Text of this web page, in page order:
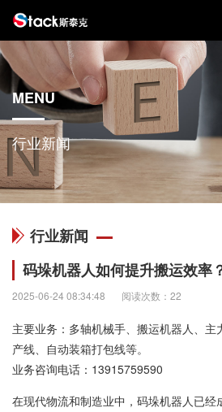
MENU
行业新闻
行业新闻
码垛机器人如何提升搬运效率
2025-06-24 08:34:48 阅读次数：22
主要业务：多轴机械手、搬运机器人、主
产线、自动装箱打包线等。
业务咨询电话： 13915759590
在现代物流和制造业中，码垛机器人已经